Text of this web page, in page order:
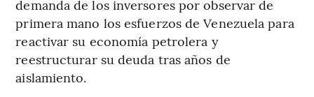
demanda de los inversores por observar de
primera mano los esfuerzos de Venezuela para
reactivar su economía petrolera y
reestructurar su deuda tras años de
aislamiento.